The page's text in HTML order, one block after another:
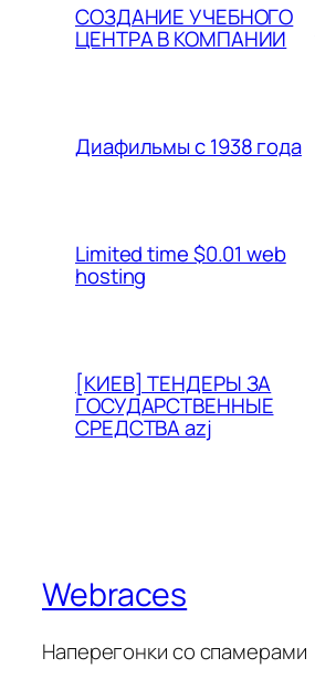
СОЗДАНИЕ УЧЕБНОГО
ЦЕНТРА В КОМПАНИИ
Диафильмы с 1938 года
Limited time $0.01 web
hosting
[КИЕВ] ТЕНДЕРЫ ЗА
ГОСУДАРСТВЕННЫЕ
СРЕДСТВА azj
Webraces
Наперегонки со спамерами